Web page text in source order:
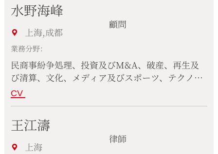
ネット、独占禁止及び競争法、国際貿易、税務及
び税関、ファミリーウェルスマネージメント、労
働法、医療、製薬及びバイオテクノロジー
水野海峰
上海,成都
顧問
業務分野：
民商事紛争処理、投資及びM&A、破産、再生及
び清算、文化、メディア及びスポーツ、テクノロ
ジー、情報通信及びインターネット、国際貿易、
CV
王江濤
上海
律師